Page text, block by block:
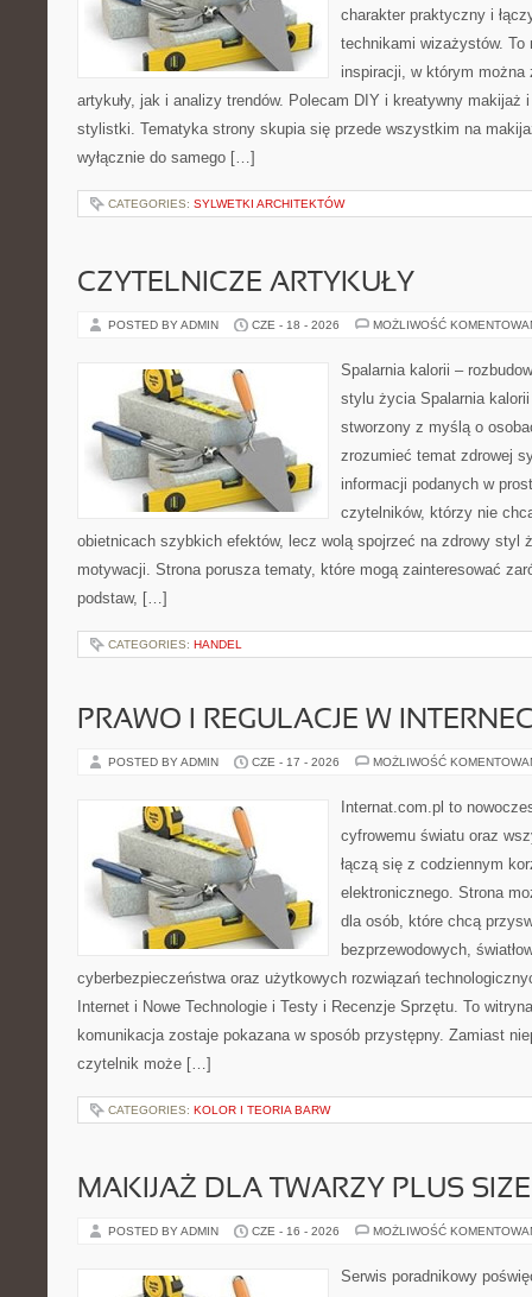
charakter praktyczny i
technikami wizażystów. To
inspiracji, w którym
artykuły, jak i analizy trendów. Polecam DIY i kreatywny makijaż
stylistki. Tematyka strony skupia się przede wszystkim na
wyłącznie do samego […]
CATEGORIES: SYLWETKI ARCHITEKTÓW
CZYTELNICZE ARTYKUŁY
POSTED BY ADMIN CZE - 18 - 2026 MOŻLIWOŚĆ
Spalarnia kalorii –
stylu życia Spalarnia
stworzony z myślą o
zrozumieć temat zdrowej
informacji podanych w
czytelników, którzy nie
obietnicach szybkich efektów, lecz wolą spojrzeć na zdrowy styl
motywacji. Strona porusza tematy, które mogą zainteresować
podstaw, […]
CATEGORIES: HANDEL
PRAWO I REGULACJE W
POSTED BY ADMIN CZE - 17 - 2026 MOŻLIWOŚĆ
Internat.com.pl to
cyfrowemu światu oraz
łączą się z codziennym
elektronicznego. Strona
dla osób, które chcą
bezprzewodowych,
cyberbezpieczeństwa oraz użytkowych rozwiązań
Internet i Nowe Technologie i Testy i Recenzje Sprzętu. To
komunikacja zostaje pokazana w sposób przystępny. Zamiast
czytelnik może […]
CATEGORIES: KOLOR I TEORIA BARW
MAKIJAŻ DLA TWARZY PLUS SIZE
POSTED BY ADMIN CZE - 16 - 2026 MOŻLIWOŚĆ
Serwis poradnikowy